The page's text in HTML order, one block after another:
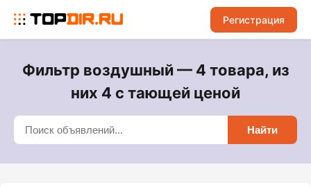
Регистрация
Фильтр воздушный — 4 товара, из
них 4 с тающей ценой
Найти